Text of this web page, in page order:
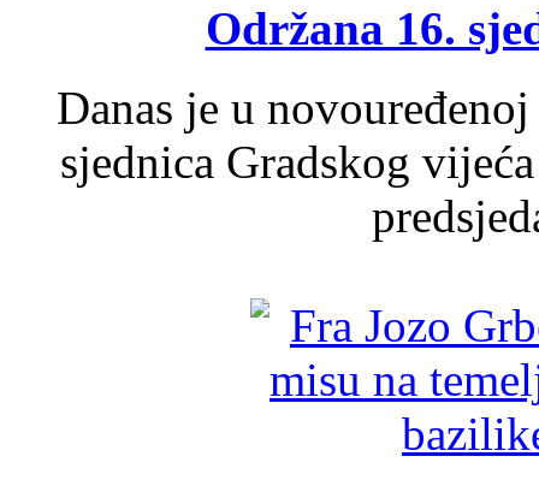
Održana 16.
Danas je u
sjednica Gradskog